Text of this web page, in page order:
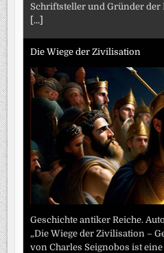
Schriftsteller und Gründer der
[...]
Die Wiege der Zivilisation
Geschichte antiker Reiche.
„Die Wiege der Zivilisation –
von Charles Seignobos ist